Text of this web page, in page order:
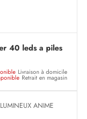
40 leds a piles
Livraison à domicile
Retrait en magasin